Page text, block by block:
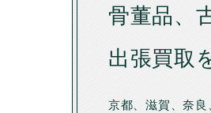
骨董品、
出張買取
京都、滋賀、奈良